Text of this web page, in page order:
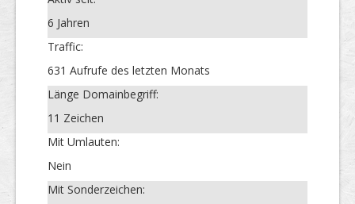
6 Jahren
Traffic:
631 Aufrufe des letzten Monats
Länge Domainbegriff:
11 Zeichen
Mit Umlauten:
Nein
Mit Sonderzeichen: